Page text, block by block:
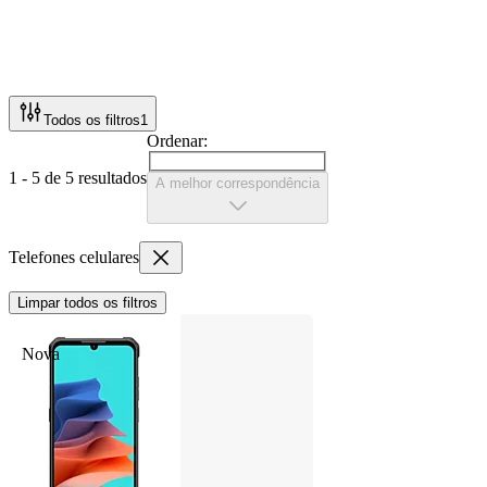
Todos os filtros1
1 - 5 de 5 resultados
Ordenar:
A melhor correspondência
Telefones celulares
Limpar todos os filtros
Nova